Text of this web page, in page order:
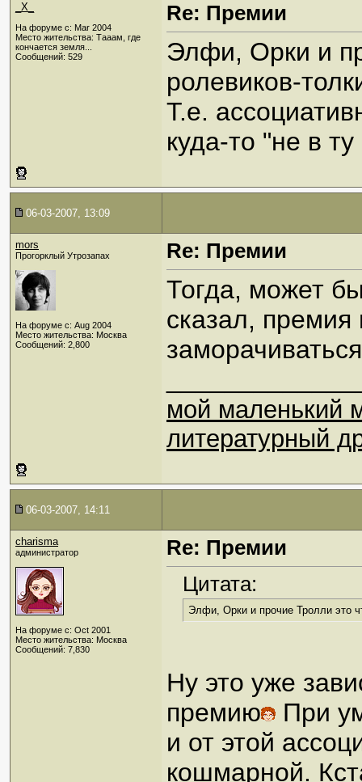
_X_
На форуме с: Mar 2004
Место жительства: Тааам, где
кончается земля...
Сообщений: 529
Re: Премии
Элфи, Орки и
ролевиков-
Т.е.
куда-то "не в
06-03-2007, 13:09
mors
Прогорклый Утрозапах
На форуме с: Aug 2004
Место жительства: Москва
Сообщений: 2,800
Re: Премии
Тогда, может
сказал,
мой маленький
литературный
06-03-2007, 14:11
charisma
администратор
На форуме с: Oct 2001
Место жительства: Москва
Сообщений: 7,830
Re: Премии
Цитата:
Элфи, Орки и прочие Тролли это
Ну это уже
премию
При
и от этой
кошмарной.